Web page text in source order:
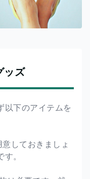
ッズ
以下のアイテムを
しておきましょ
。